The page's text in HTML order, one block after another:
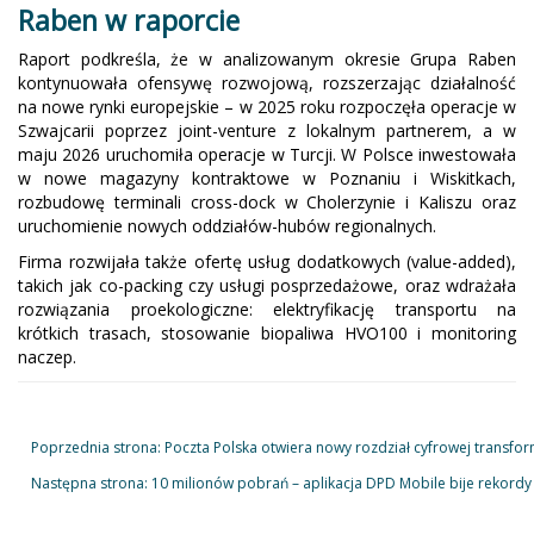
Raben w raporcie
Raport podkreśla, że w analizowanym okresie Grupa Raben
kontynuowała ofensywę rozwojową, rozszerzając działalność
na nowe rynki europejskie – w 2025 roku rozpoczęła operacje w
Szwajcarii poprzez joint-venture z lokalnym partnerem, a w
maju 2026 uruchomiła operacje w Turcji. W Polsce inwestowała
w nowe magazyny kontraktowe w Poznaniu i Wiskitkach,
rozbudowę terminali cross-dock w Cholerzynie i Kaliszu oraz
uruchomienie nowych oddziałów-hubów regionalnych.
Firma rozwijała także ofertę usług dodatkowych (value-added),
takich jak co-packing czy usługi posprzedażowe, oraz wdrażała
rozwiązania proekologiczne: elektryfikację transportu na
krótkich trasach, stosowanie biopaliwa HVO100 i monitoring
naczep.
Poprzednia strona: Poczta Polska otwiera nowy rozdział cyfrowej
Następna strona: 10 milionów pobrań – aplikacja DPD Mobile bije